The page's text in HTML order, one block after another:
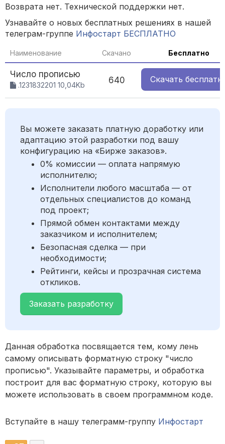
Возврата нет. Технической поддержки нет.
Узнавайте о новых бесплатных решениях в нашей
телеграм-группе Инфостарт БЕСПЛАТНО
Наименование Скачано Бесплатно
Число прописью
.1231832201 10,04Kb 640 Скачать
Вы можете заказать платную доработку или
адаптацию этой разработки под вашу
конфигурацию на «Бирже заказов».
0% комиссии — оплата напрямую
исполнителю;
Исполнители любого масштаба — от
отдельных специалистов до команд
под проект;
Прямой обмен контактами между
заказчиком и исполнителем;
Безопасная сделка — при
необходимости;
Рейтинги, кейсы и прозрачная система
откликов.
Заказать разработку
Данная обработка посвящается тем, кому лень
самому описывать форматную строку "число
прописью". Указывайте параметры, и обработка
построит для вас форматную строку, которую вы
можете использовать в своем программном коде.
Вступайте в нашу телеграмм-группу Инфостарт